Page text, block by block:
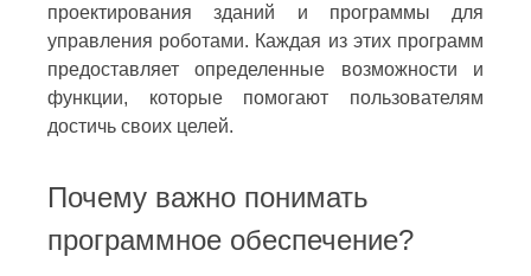
проектирования зданий и программы для
управления роботами. Каждая из этих программ
предоставляет определенные возможности и
функции, которые помогают пользователям
достичь своих целей.
Почему важно понимать
программное обеспечение?